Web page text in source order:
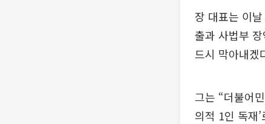
장 대표는 이
출과 사법부
드시 막아내겠
그는 “더불어
의적 1인 독재